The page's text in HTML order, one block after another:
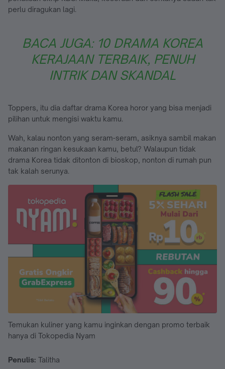
perlu diragukan lagi.
BACA JUGA: 10 DRAMA KOREA
KERAJAAN TERBAIK, PENUH
INTRIK DAN SKANDAL
Toppers, itu dia daftar drama Korea horor yang bisa menjadi
pilihan untuk mengisi waktu kamu.
Wah, kalau nonton yang seram-seram, asiknya sambil makan
makanan ringan kesukaan kamu, betul? Walaupun tidak
drama Korea tidak ditonton di bioskop, nonton di rumah pun
tak kalah serunya.
Temukan kuliner yang kamu inginkan dengan promo terbaik
hanya di Tokopedia Nyam
Penulis: Talitha